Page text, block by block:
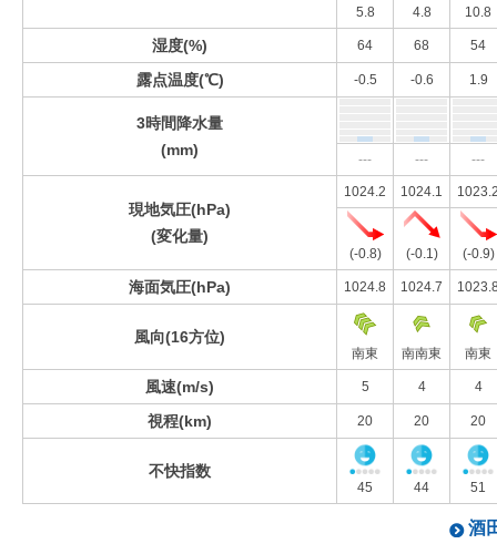
5.8 4.8 10.8
湿度(%) 64 68 54
露点温度(℃) -0.5 -0.6 1.9
3時間降水量
(mm)
--- --- ---
現地気圧(hPa)
(変化量)
1024.2 1024.1
(-0.8) (-0.1) (-0.9)
海面気圧(hPa) 1024.8 1024.7
風向(16方位)
南東 南南東 南東
風速(m/s) 5 4 4
視程(km) 20 20 20
不快指数
45 44 51
酒